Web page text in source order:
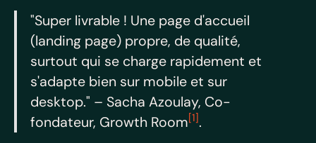
"Super livrable ! Une page d'accueil
(landing page) propre, de qualité,
surtout qui se charge rapidement et
s'adapte bien sur mobile et sur
desktop." – Sacha Azoulay, Co-
fondateur, Growth Room[1].